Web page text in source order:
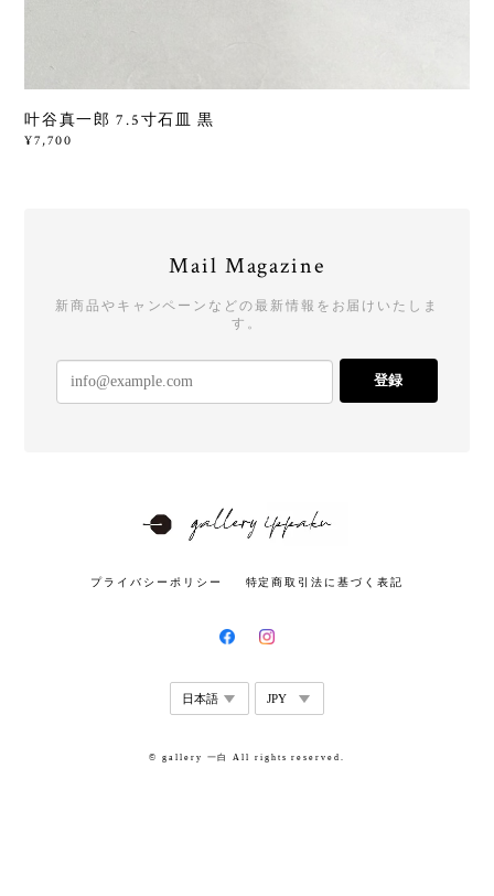
叶谷真一郎 7.5寸石皿 黒
¥7,700
Mail Magazine
新商品やキャンペーンなどの最新情報をお届けいたしま
す。
登録
プライバシーポリシー 特定商取引法に基づく表記
© gallery 一白 All rights reserved.